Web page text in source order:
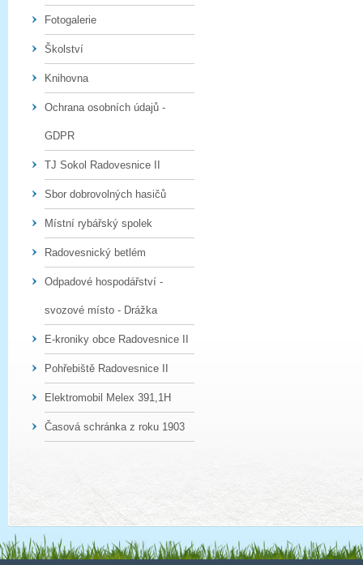
Fotogalerie
Školství
Knihovna
Ochrana osobních údajů -
GDPR
TJ Sokol Radovesnice II
Sbor dobrovolných hasičů
Místní rybářský spolek
Radovesnický betlém
Odpadové hospodářství -
svozové místo - Drážka
E-kroniky obce Radovesnice II
Pohřebiště Radovesnice II
Elektromobil Melex 391,1H
Časová schránka z roku 1903